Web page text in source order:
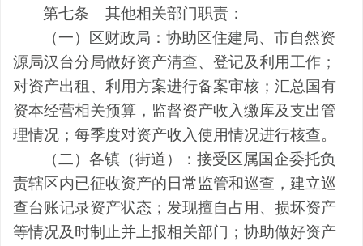
第七条
其他相关部门职责：
（一）区财政局：协助区住建局、市自然资
源局汉台分局做好资产清查、登记及利用工作；
对资产出租、利用方案进行备案审核；汇总国有
资本经营相关预算，监督资产收入缴库及支出管
理情况；每季度对资产收入使用情况进行核查。
（二）各镇（街道）：接受区属国企委托负
责辖区内已征收资产的日常监管和巡查，建立巡
查台账记录资产状态；发现擅自占用、损坏资产
等情况及时制止并上报相关部门；协助做好资产